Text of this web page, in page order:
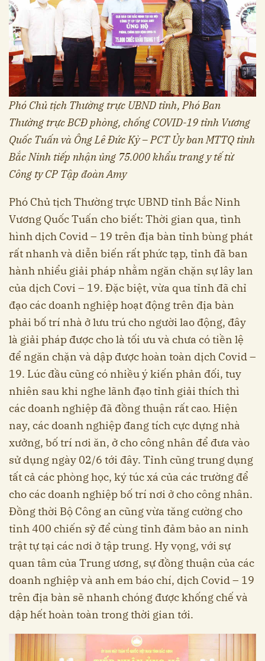
Phó Chủ tịch Thường trực UBND tỉnh, Phó Ban
Thường trực BCĐ phòng, chống COVID-19 tỉnh Vương
Quốc Tuấn và Ông Lê Đức Kỳ – PCT Ủy ban MTTQ tỉnh
Bắc Ninh tiếp nhận ủng 75.000 khẩu trang y tế từ
Công ty CP Tập đoàn Amy
Phó Chủ tịch Thường trực UBND tỉnh Bắc Ninh
Vương Quốc Tuấn cho biết: Thời gian qua, tình
hình dịch Covid – 19 trên địa bàn tỉnh bùng phát
rất nhanh và diễn biến rất phức tạp, tỉnh đã ban
hành nhiểu giải pháp nhằm ngăn chặn sự lây lan
của dịch Covi – 19. Đặc biệt, vừa qua tỉnh đã chỉ
đạo các doanh nghiệp hoạt động trên địa bàn
phải bố trí nhà ở lưu trú cho người lao động, đây
là giải pháp được cho là tối ưu và chưa có tiền lệ
để ngăn chặn và dập được hoàn toàn dịch Covid –
19. Lúc đầu cũng có nhiều ý kiến phản đối, tuy
nhiên sau khi nghe lãnh đạo tỉnh giải thích thì
các doanh nghiệp đã đồng thuận rất cao. Hiện
nay, các doanh nghiệp đang tích cực dựng nhà
xưởng, bố trí nơi ăn, ở cho công nhân để đưa vào
sử dụng ngày 02/6 tới đây. Tỉnh cũng trung dụng
tất cả các phòng học, ký túc xá của các trường để
cho các doanh nghiệp bố trí nơi ở cho công nhân.
Đồng thời Bộ Công an cũng vừa tăng cường cho
tỉnh 400 chiến sỹ để cùng tỉnh đảm bảo an ninh
trật tự tại các nơi ở tập trung. Hy vọng, với sự
quan tâm của Trung ương, sự đồng thuận của các
doanh nghiệp và anh em báo chí, dịch Covid – 19
trên địa bàn sẽ nhanh chóng được khống chế và
dập hết hoàn toàn trong thời gian tới.